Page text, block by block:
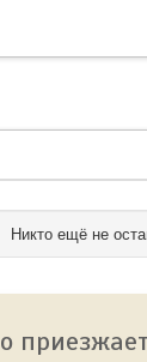
Никто ещё не